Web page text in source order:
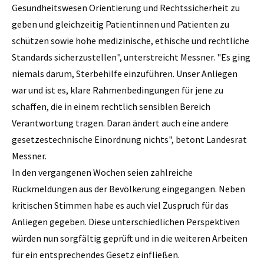
Gesundheitswesen Orientierung und Rechtssicherheit zu
geben und gleichzeitig Patientinnen und Patienten zu
schützen sowie hohe medizinische, ethische und rechtliche
Standards sicherzustellen", unterstreicht Messner. "Es ging
niemals darum, Sterbehilfe einzuführen. Unser Anliegen
war und ist es, klare Rahmenbedingungen für jene zu
schaffen, die in einem rechtlich sensiblen Bereich
Verantwortung tragen. Daran ändert auch eine andere
gesetzestechnische Einordnung nichts", betont Landesrat
Messner.
In den vergangenen Wochen seien zahlreiche
Rückmeldungen aus der Bevölkerung eingegangen. Neben
kritischen Stimmen habe es auch viel Zuspruch für das
Anliegen gegeben. Diese unterschiedlichen Perspektiven
würden nun sorgfältig geprüft und in die weiteren Arbeiten
für ein entsprechendes Gesetz einfließen.